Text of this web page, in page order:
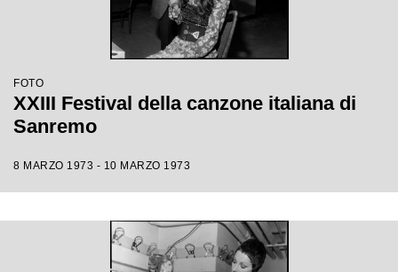
FOTO
XXIII Festival della canzone italiana di
Sanremo
8 MARZO 1973 - 10 MARZO 1973